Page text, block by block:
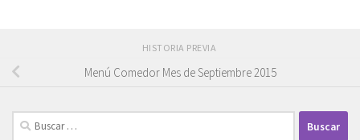
HISTORIA PREVIA
Menú Comedor Mes de Septiembre 2015
Buscar: